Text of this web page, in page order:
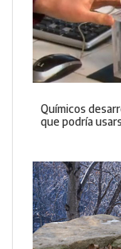
Químicos
que podría